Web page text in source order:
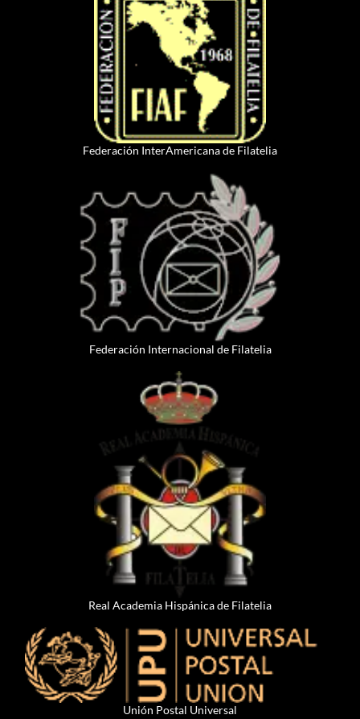
Federación InterAmericana de Filatelia
Federación Internacional de Filatelia
Real Academia Hispánica de Filatelia
Unión Postal Universal